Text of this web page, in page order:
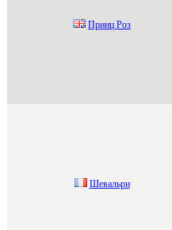
Принц Роз
Шевальри